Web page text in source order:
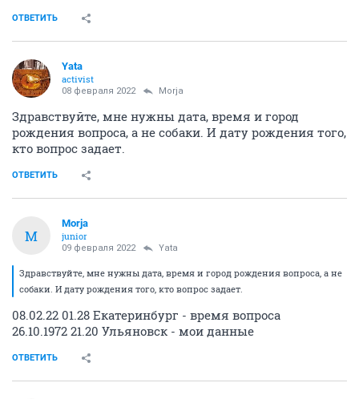
ОТВЕТИТЬ
Yata
activist
08 февраля 2022 Morja
Здравствуйте, мне нужны дата, время и город
рождения вопроса, а не собаки. И дату рождения того,
кто вопрос задает.
ОТВЕТИТЬ
M
Morja
junior
09 февраля 2022 Yata
Здравствуйте, мне нужны дата, время и город рождения вопроса, а не
собаки. И дату рождения того, кто вопрос задает.
08.02.22 01.28 Екатеринбург - время вопроса
26.10.1972 21.20 Ульяновск - мои данные
ОТВЕТИТЬ